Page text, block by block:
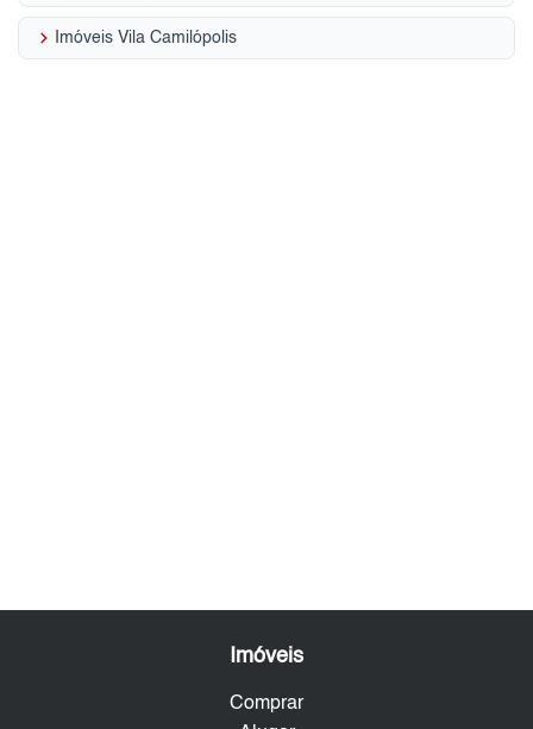
keyboard_arrow_right Imóveis Vila Camilópolis
Imóveis
Comprar